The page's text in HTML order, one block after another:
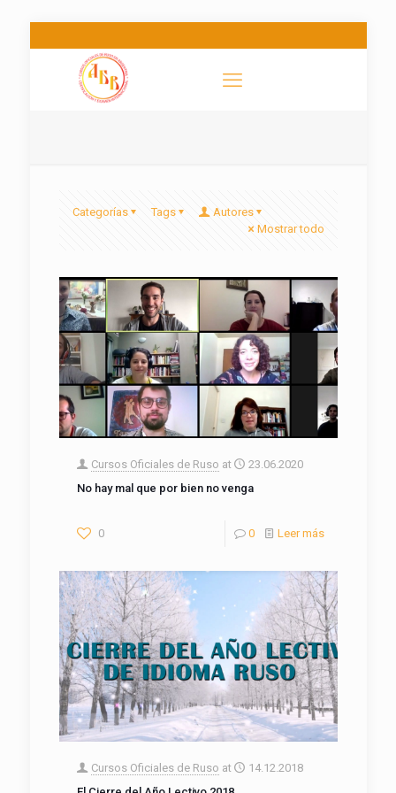
Categorías Tags
Autores
Mostrar todo
Cursos Oficiales de Ruso at
23.06.2020
No hay mal que por bien no venga
0 0 Leer más
Cursos Oficiales de Ruso at
14.12.2018